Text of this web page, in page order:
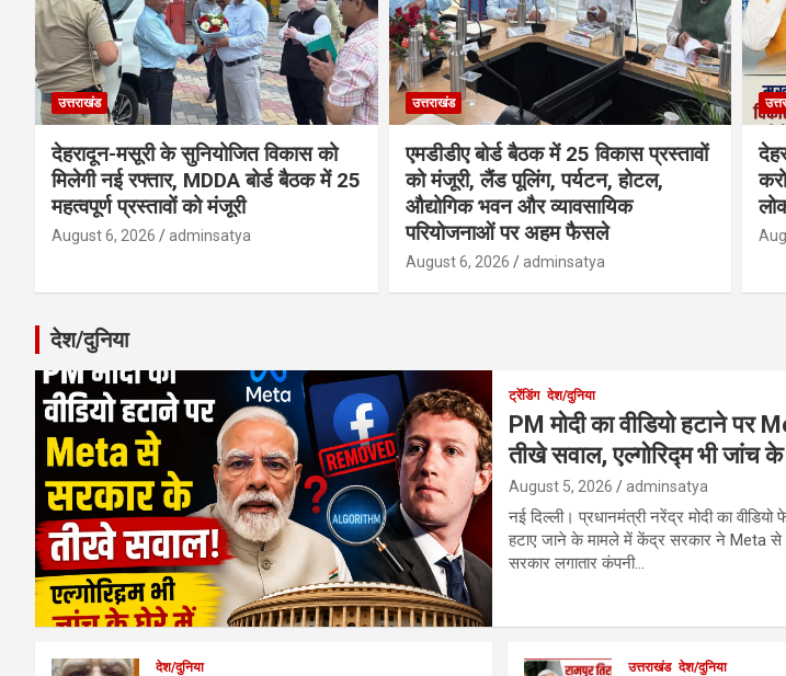
उत्तराखंड
देहरादून-मसूरी के सुनियोजित विकास को
मिलेगी नई रफ्तार, MDDA बोर्ड बैठक में 25
महत्वपूर्ण प्रस्तावों को मंजूरी
August 6, 2026 adminsatya
उत्तराखंड
एमडीडीए बोर्ड बैठक में 25 विकास प्रस्तावों
को मंजूरी, लैंड पूलिंग, पर्यटन, होटल,
औद्योगिक भवन और व्यावसायिक
परियोजनाओं पर अहम फैसले
August 6, 2026 adminsatya
देश/दुनिया
ट्रेंडिंग देश/दुनिया
PM मोदी का वीडियो हटाने
तीखे सवाल, एल्गोरिद्म भी जांच
August 5, 2026 adminsatya
नई दिल्ली। प्रधानमंत्री नरेंद्र मोदी का
हटाए जाने के मामले में केंद्र सरकार ने Meta से
सरकार लगातार कंपनी…
देश/दुनिया उत्तराखंड देश/दुनिया